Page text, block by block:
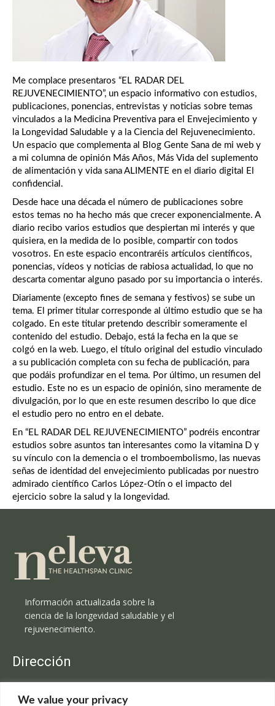
We value your privacy
Me complace presentaros “EL RADAR DEL
REJUVENECIMIENTO”, un espacio informativo con estudios,
publicaciones, ponencias, entrevistas y noticias sobre temas
vinculados a la Medicina Preventiva para el Envejecimiento y
la Longevidad Saludable y a la Ciencia del Rejuvenecimiento.
Un espacio que complementa al Blog Gente Sana de mi web y
a mi columna de opinión Más Años, Más Vida del suplemento
de alimentación y vida sana ALIMENTE en el diario digital El
confidencial.
Desde hace una década el número de publicaciones sobre
estos temas no ha hecho más que crecer exponencialmente. A
diario recibo varios estudios que despiertan mi interés y que
quisiera, en la medida de lo posible, compartir con todos
vosotros. En este espacio encontraréis artículos científicos,
ponencias, vídeos y noticias de rabiosa actualidad, lo que no
descarta comentar alguno pasado por su importancia o interés.
Diariamente (excepto fines de semana y festivos) se sube un
tema. El primer titular corresponde al último estudio que se ha
colgado. En este titular pretendo describir someramente el
contenido del estudio. Debajo, está la fecha en la que se
colgó en la web. Luego, el título original del estudio vinculado
a su publicación completa con su fecha de publicación, para
que podáis profundizar en el tema. Por último, un resumen del
estudio. Este no es un espacio de opinión, sino meramente de
divulgación, por lo que en este resumen describo lo que dice
el estudio pero no entro en el debate.
En “EL RADAR DEL REJUVENECIMIENTO” podréis encontrar
estudios sobre asuntos tan interesantes como la vitamina D y
su vínculo con la demencia o el tromboembolismo, las nuevas
señas de identidad del envejecimiento publicadas por nuestro
admirado científico Carlos López-Otín o el impacto del
ejercicio sobre la salud y la longevidad.
Información actualizada sobre la
ciencia de la longevidad saludable y el
rejuvenecimiento.
Dirección
C/Claudio Coello, 19 - 1º